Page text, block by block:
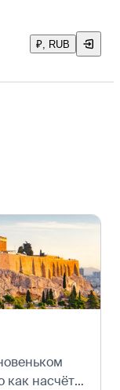
₽, RUB
как насчёт